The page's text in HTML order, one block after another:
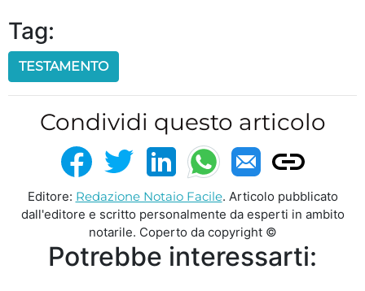
Tag:
TESTAMENTO
Condividi questo articolo
Editore: Redazione Notaio Facile. Articolo pubblicato
dall'editore e scritto personalmente da esperti in ambito
notarile. Coperto da copyright ©
Potrebbe interessarti: